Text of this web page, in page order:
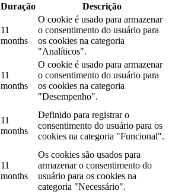
Duração
Descrição
11
months
O cookie é usado para armazenar
o consentimento do usuário para
os cookies na categoria
"Analíticos".
11
months
O cookie é usado para armazenar
o consentimento do usuário para
os cookies na categoria
"Desempenho".
11
months
Definido para registrar o
consentimento do usuário para os
cookies na categoria "Funcional".
11
months
Os cookies são usados ​​para
armazenar o consentimento do
usuário para os cookies na
categoria "Necessário".